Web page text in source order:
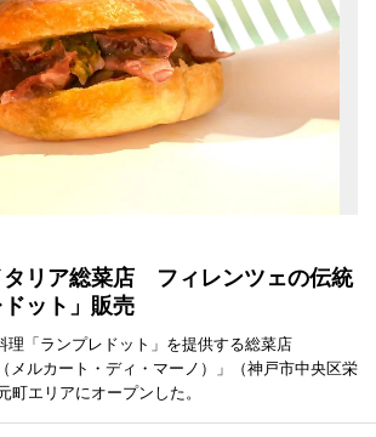
タリア総菜店 フィレンツェの伝統
ット」販売
理「ランプレドット」を提供する総菜店
メルカート・ディ・マーノ）」（神戸市中央区栄
町エリアにオープンした。